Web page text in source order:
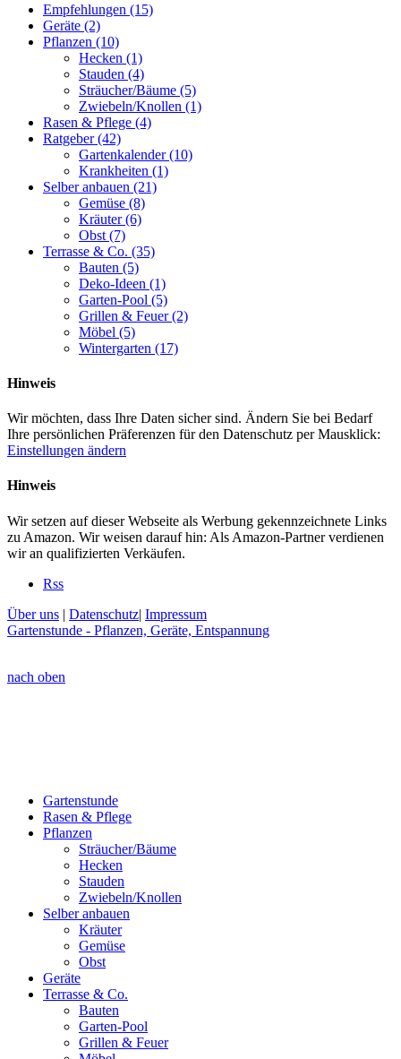
Empfehlungen (15)
Geräte (2)
Pflanzen (10)
Hecken (1)
Stauden (4)
Sträucher/Bäume (5)
Zwiebeln/Knollen (1)
Rasen & Pflege (4)
Ratgeber(42)
Gartenkalender(10)
Krankheiten (1)
Selber anbauen (21)
Gemüse (8)
Kräuter(6)
Obst (7)
Terrasse & Co. (35)
Bauten (5)
Deko-Ideen (1)
Garten-Pool (5)
Grillen & Feuer(2)
Möbel (5)
Wintergarten (17)
Hinweis
Wir möchten, dass Ihre Daten sicher sind. Ändern Sie bei Bedarf
Ihre persönlichen Präferenzen für den Datenschutz per Mausklick:
Einstellungen ändern
Hinweis
Wir setzen auf dieser Webseite als Werbung gekennzeichnete Links
zu Amazon. Wir weisen darauf hin: Als Amazon-Partner verdienen
wir an qualifizierten Verkäufen.
Rss
Über uns | Datenschutz| Impressum
Gartenstunde - Pflanzen, Geräte, Entspannung
nach oben
Gartenstunde
Rasen & Pflege
Pflanzen
Sträucher/Bäume
Hecken
Stauden
Zwiebeln/Knollen
Selber anbauen
Kräuter
Gemüse
Obst
Geräte
Terrasse & Co.
Bauten
Garten-Pool
Grillen & Feuer